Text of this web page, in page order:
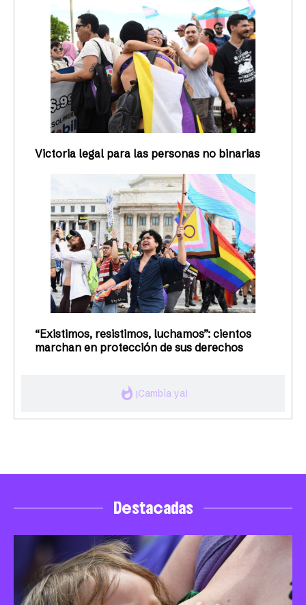
whatshot ¡Cambia ya!
Victoria legal para las personas no binarias
“Existimos, resistimos, luchamos”: cientos
marchan en protección de sus derechos
Destacadas